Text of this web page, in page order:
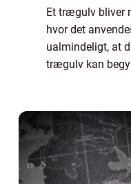
Et trægulv bliver
hvor det
ualmindeligt, at
trægulv kan